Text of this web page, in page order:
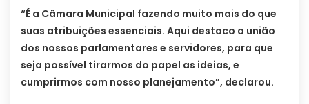
“É a Câmara Municipal fazendo muito mais do que
suas atribuições essenciais. Aqui destaco a união
dos nossos parlamentares e servidores, para que
seja possível tirarmos do papel as ideias, e
cumprirmos com nosso planejamento”, declarou.